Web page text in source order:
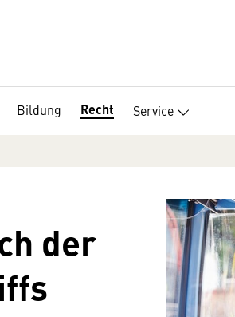
Bildung Recht Service
der